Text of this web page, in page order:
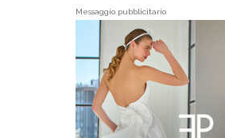
Messaggio pubblicitario